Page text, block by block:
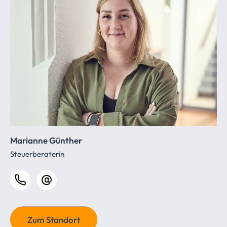
Marianne Günther
Steuerberaterin
Zum Standort